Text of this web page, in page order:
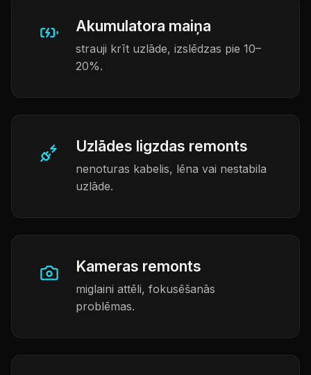
Akumulatora maiņa
strauji krīt uzlāde, izslēdzas pie 10–
20%.
Uzlādes ligzdas remonts
nenoturas kabelis, lēna vai nestabila
uzlāde.
Kameras remonts
miglaini attēli, fokusēšanās
problēmas.